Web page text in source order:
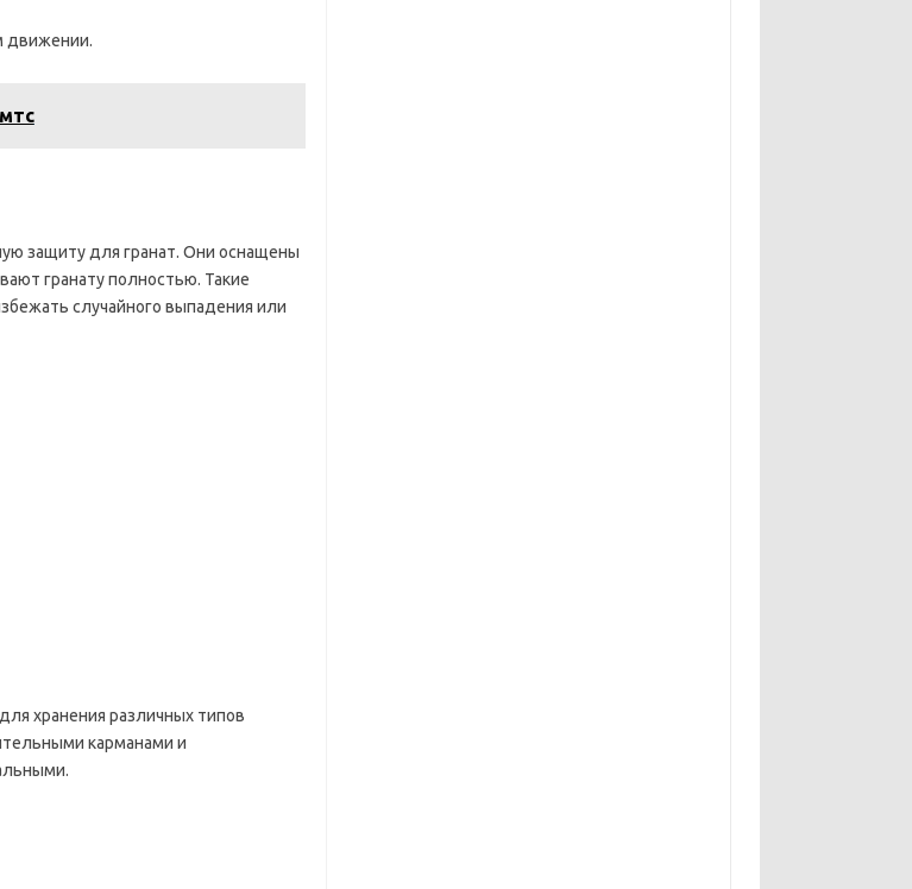
движении.
защиту для гранат. Они оснащены
гранату полностью. Такие
случайного выпадения или
хранения различных типов
карманами и